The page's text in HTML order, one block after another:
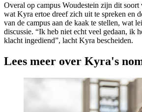
Overal op campus Woudestein zijn dit soort
wat Kyra ertoe dreef zich uit te spreken en
van de campus aan de kaak te stellen, wat
discussie. “Ik heb niet echt veel gedaan, ik
klacht ingediend”, lacht Kyra bescheiden.
Lees meer over Kyra's